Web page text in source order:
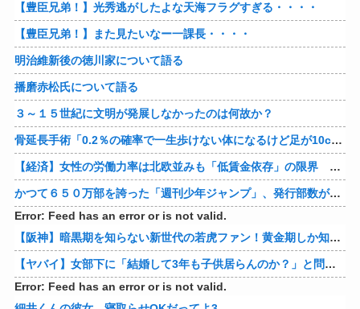
【豊臣兄弟！】光秀逃がしたよな天海フラグすぎる・・・・
【豊臣兄弟！】また見たいなー一課長・・・・
明治維新後の徳川家について語る
播磨赤松氏について語る
３～１５世紀に文明が発展しなかったのは何故か？
骨延長手術「0.2％の確率で一生歩けない体になるけど足が10cm伸びます」←コスパ良すぎるだろ
【経済】女性の労働力率は北欧並みも「低賃金依存」の限界 団塊世代の完全引退で、企業が迫られる“最後の選択”
かつて６５０万部を誇った「週刊少年ジャンプ」、発行部数が初の100万部割れ
Error: Feed has an error or is not valid.
【阪神】暗黒期を知らない新世代の若虎ファン！黄金期しか知らない現代のファン事情と驚きのリアル
【ヤバイ】女部下に「結婚して3年も子供居らんのか？」と問い詰めた結果ｗｗｗｗ 他
Error: Feed has an error or is not valid.